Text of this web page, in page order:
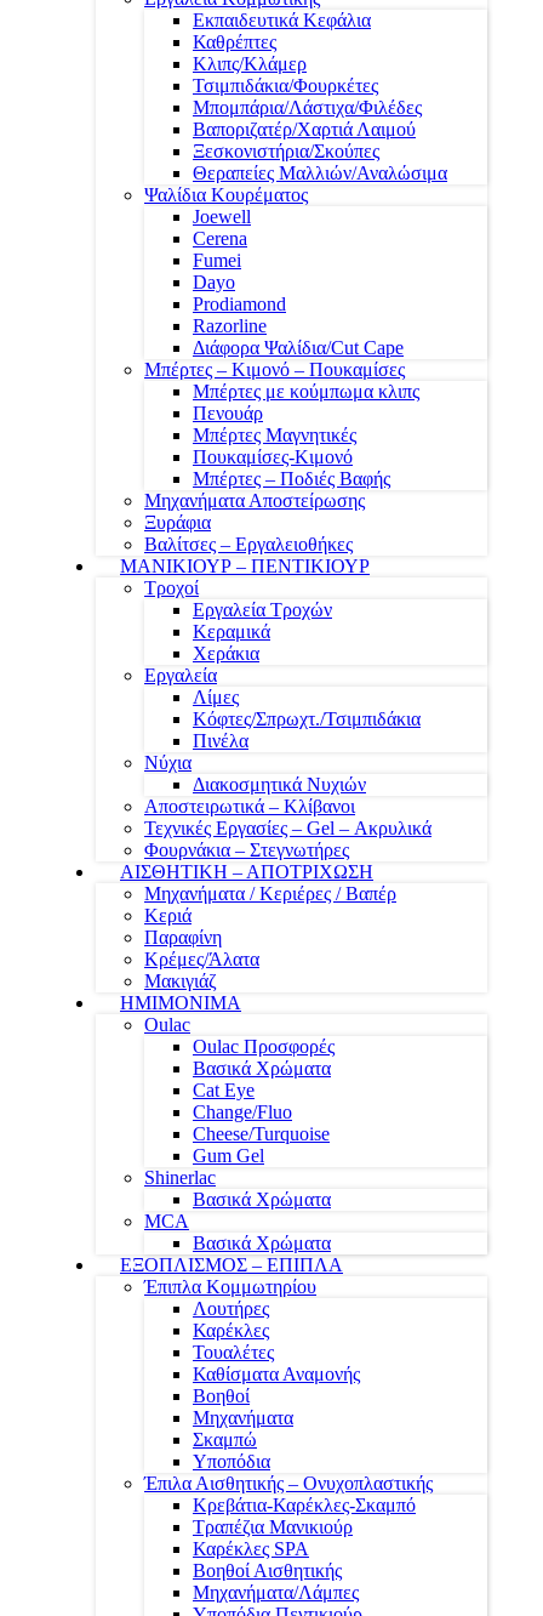
Εκπαιδευτικά Κεφάλια
Καθρέπτες
Κλιπς/Κλάμερ
Τσιμπιδάκια/Φουρκέτες
Μπομπάρια/Λάστιχα/Φιλέδες
Βαποριζατέρ/Χαρτιά Λαιμού
Ξεσκονιστήρια/Σκούπες
Θεραπείες Μαλλιών/Αναλώσιμα
Ψαλίδια Κουρέματος
Joewell
Cerena
Fumei
Dayo
Prodiamond
Razorline
Διάφορα Ψαλίδια/Cut Cape
Μπέρτες – Κιμονό – Πουκαμίσες
Μπέρτες με κούμπωμα κλιπς
Πενουάρ
Μπέρτες Μαγνητικές
Πουκαμίσες-Κιμονό
Μπέρτες – Ποδιές Βαφής
Μηχανήματα Αποστείρωσης
Ξυράφια
Βαλίτσες – Εργαλειοθήκες
ΜΑΝΙΚΙΟΥΡ – ΠΕΝΤΙΚΙΟΥΡ
Τροχοί
Εργαλεία Τροχών
Κεραμικά
Χεράκια
Εργαλεία
Λίμες
Κόφτες/Σπρωχτ./Τσιμπιδάκια
Πινέλα
Νύχια
Διακοσμητικά Νυχιών
Αποστειρωτικά – Κλίβανοι
Τεχνικές Εργασίες – Gel – Ακρυλικά
Φουρνάκια – Στεγνωτήρες
ΑΙΣΘΗΤΙΚΗ – ΑΠΟΤΡΙΧΩΣΗ
Μηχανήματα / Κεριέρες / Βαπέρ
Κεριά
Παραφίνη
Κρέμες/Άλατα
Μακιγιάζ
ΗΜΙΜΟΝΙΜΑ
Oulac
Oulac Προσφορές
Βασικά Χρώματα
Cat Eye
Change/Fluo
Cheese/Turquoise
Gum Gel
Shinerlac
Βασικά Χρώματα
MCA
Βασικά Χρώματα
ΕΞΟΠΛΙΣΜΟΣ – ΕΠΙΠΛΑ
Έπιπλα Κομμωτηρίου
Λουτήρες
Καρέκλες
Τουαλέτες
Καθίσματα Αναμονής
Βοηθοί
Μηχανήματα
Σκαμπώ
Υποπόδια
Έπιλα Αισθητικής – Ονυχοπλαστικής
Κρεβάτια-Καρέκλες-Σκαμπό
Τραπέζια Μανικιούρ
Καρέκλες SPA
Βοηθοί Αισθητικής
Μηχανήματα/Λάμπες